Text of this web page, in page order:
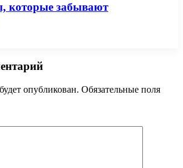
которые забывают
опубликован. Обязательные поля